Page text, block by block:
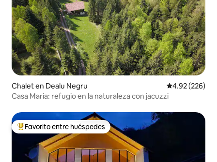
Chalet en Dealu Negru Calificación
4.92 (226)
Casa Maria: refugio en la naturaleza con jacuzzi
De los mejores en Favorito entre huéspedes
Favorito entre huéspedes